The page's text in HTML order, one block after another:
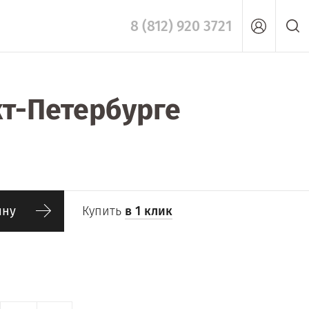
8 (812) 920 3721
Петербурге
Купить в 1 клик